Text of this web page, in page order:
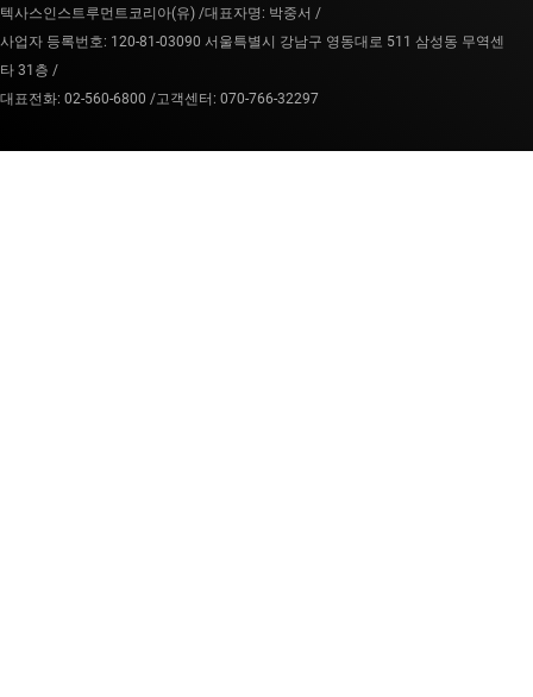
텍사스인스트루먼트코리아(유) /대표자명: 박중서 /
사업자 등록번호: 120-81-03090 서울특별시 강남구 영동대로 511 삼성동 무역센
타 31층 /
대표전화: 02-560-6800 /고객센터: 070-766-32297